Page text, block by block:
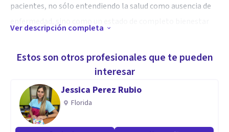
pacientes, no sólo entendiendo la salud como ausencia de
Salud, 1948).
Nuestra clínica está compuesta por; Psicóloga, logopeda,
fisioterapeuta y dietista-nutricionista, titulados.
Además de nuestra técnico en depilación láser y
tratamientos faciales.
Ver descripción completa
Estos son otros profesionales que te pueden
interesar
Jessica Perez Rubio
Florida